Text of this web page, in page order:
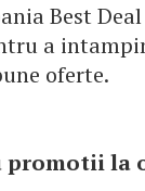
Best
a
oferte.
promotii la